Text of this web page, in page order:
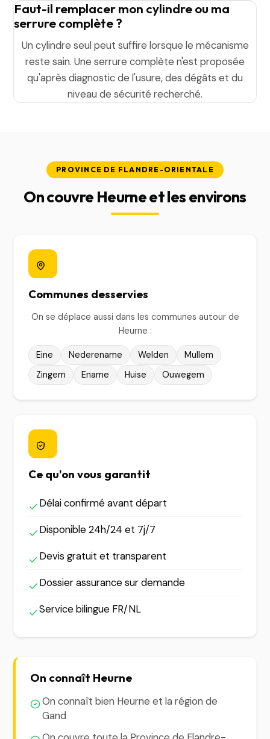
Faut-il remplacer mon cylindre ou ma
serrure complète ?
Un cylindre seul peut suffire lorsque le mécanisme
reste sain. Une serrure complète n'est proposée
qu'après diagnostic de l'usure, des dégâts et du
niveau de sécurité recherché.
PROVINCE DE FLANDRE-ORIENTALE
On couvre Heurne et les environs
Communes desservies
On se déplace aussi dans les communes autour de
Heurne :
Eine Nederename Welden
Mullem
Zingem
Ename Huise Ouwegem
Ce qu'on vous garantit
Délai confirmé avant départ
Disponible 24h/24 et 7j/7
Devis gratuit et transparent
Dossier assurance sur demande
Service bilingue FR/NL
On connaît Heurne
On connaît bien Heurne et la région de
Gand